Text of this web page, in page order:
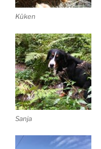
Küken
Sanja